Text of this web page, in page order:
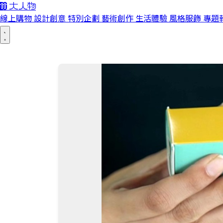
線上購物 設計創意 特別企劃 藝術創作 生活體驗 風格服飾 專題